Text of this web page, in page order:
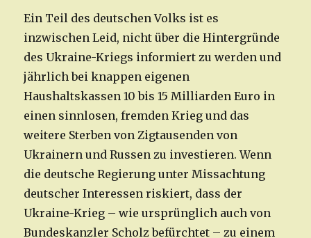
Ein Teil des deutschen Volks ist es
inzwischen Leid, nicht über die Hintergründe
des Ukraine-Kriegs informiert zu werden und
jährlich bei knappen eigenen
Haushaltskassen 10 bis 15 Milliarden Euro in
einen sinnlosen, fremden Krieg und das
weitere Sterben von Zigtausenden von
Ukrainern und Russen zu investieren. Wenn
die deutsche Regierung unter Missachtung
deutscher Interessen riskiert, dass der
Ukraine-Krieg – wie ursprünglich auch von
Bundeskanzler Scholz befürchtet – zu einem